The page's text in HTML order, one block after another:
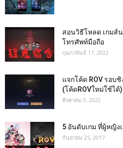
สอนวิธีโหลด เกมส์
โทรศัพท์มือถือ
กุมภาพันธ์ 17, 2022
แจกโค้ด ROV รอบ
(โค้ดROVใหม่ใช้ได้)
สิงหาคม 3, 2022
5 อันดับเกม ที่ผู้หญิง
กันยายน 25, 2017